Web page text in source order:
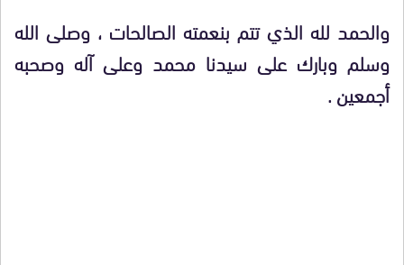
والحمد لله الذي تتم بنعمته الصالحات ، وصلى الله
وسلم وبارك على سيدنا محمد وعلى آله وصحبه
أجمعين .